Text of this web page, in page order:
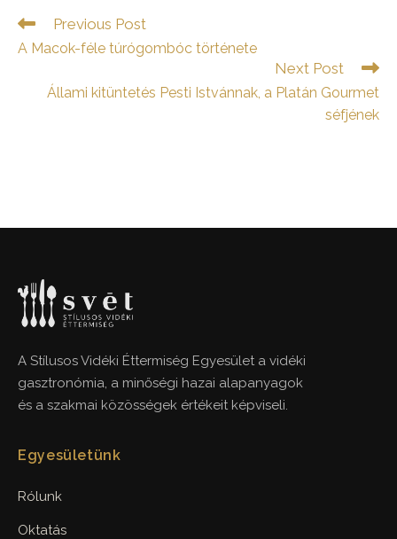
Read
articles
Previous Post
A Macok-féle túrógombóc története
Next Post
Állami kitüntetés Pesti Istvánnak, a Platán Gourmet
séfjének
A Stílusos Vidéki Éttermiség Egyesület a vidéki
gasztronómia, a minőségi hazai alapanyagok
és a szakmai közösségek értékeit képviseli.
Egyesületünk
Rólunk
Oktatás